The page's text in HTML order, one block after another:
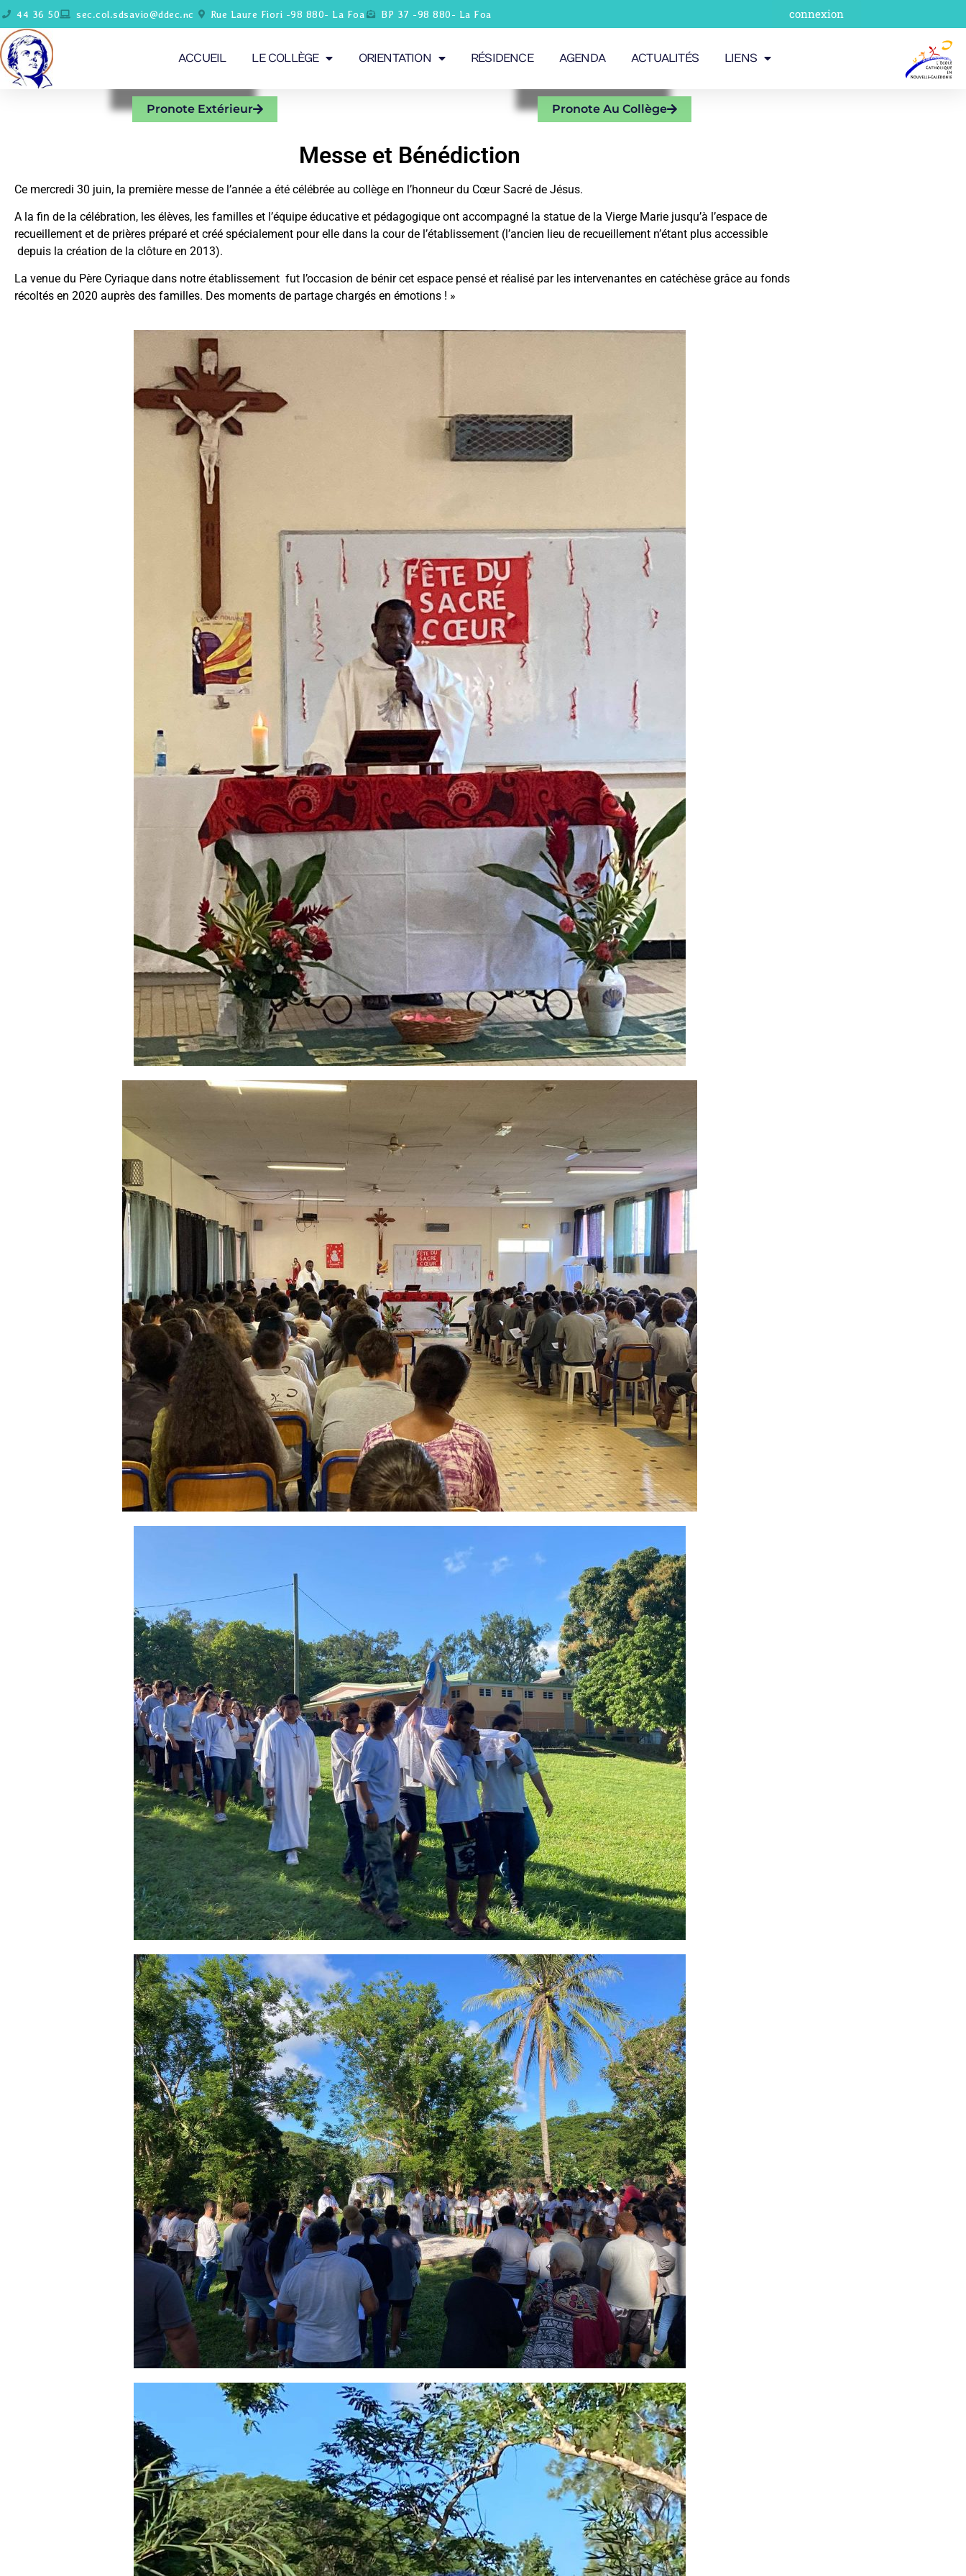
44 36 50 sec.col.sdsavio@ddec.nc Rue Laure Fiori -98 880- La Foa BP 37 -98 880- La Foa connexion
ACCUEIL LE COLLÈGE ORIENTATION RÉSIDENCE AGENDA ACTUALITÉS LIENS
Pronote Extérieur Pronote Au Collège
Messe et Bénédiction
Ce mercredi 30 juin, la première messe de l’année a été célébrée au collège en l’honneur du Cœur Sacré de Jésus.
A la fin de la célébration, les élèves, les familles et l’équipe éducative et pédagogique ont accompagné la statue de la Vierge Marie jusqu’à l’espace de
recueillement et de prières préparé et créé spécialement pour elle dans la cour de l’établissement (l’ancien lieu de recueillement n’étant plus accessible
depuis la création de la clôture en 2013).
La venue du Père Cyriaque dans notre établissement fut l’occasion de bénir cet espace pensé et réalisé par les intervenantes en catéchèse grâce au fonds
récoltés en 2020 auprès des familles. Des moments de partage chargés en émotions ! »